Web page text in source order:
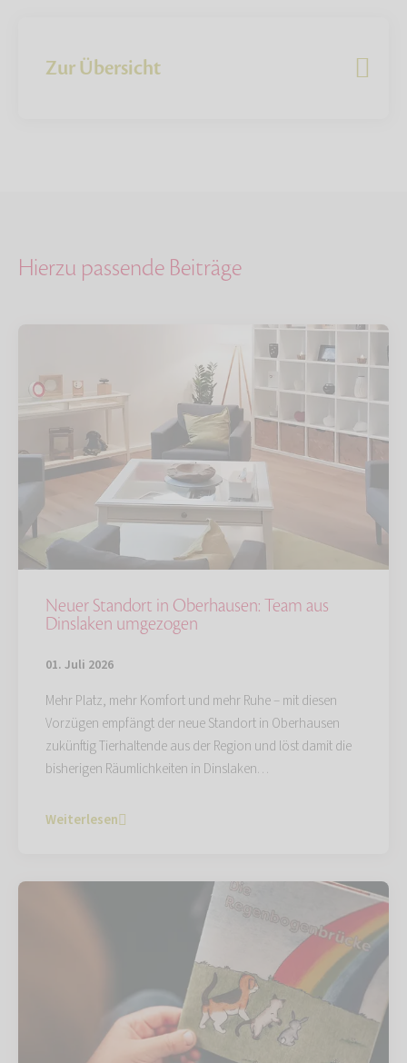
Zur Übersicht
Hierzu passende Beiträge
Neuer Standort in Oberhausen: Team aus
Dinslaken umgezogen
01. Juli 2026
Mehr Platz, mehr Komfort und mehr Ruhe – mit diesen
Vorzügen empfängt der neue Standort in Oberhausen
zukünftig Tierhaltende aus der Region und löst damit die
bisherigen Räumlichkeiten in Dinslaken…
Weiterlesen